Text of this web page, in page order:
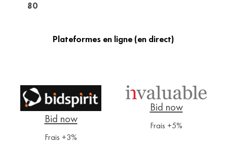
80
Plateformes en ligne (en direct)
Frais +3%
Frais +5%